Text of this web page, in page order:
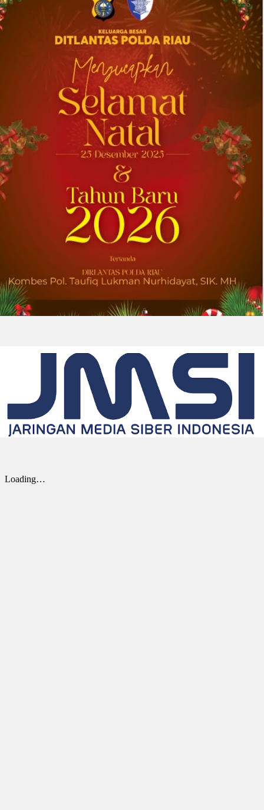
2026-08-04 20:17:41 Univar Solutions LLC
Univar Solutions Mengakuisisi H.M.
Royal, Memperluas Jangkauan di Pasar
Bahan Aditif untuk Karet, Plastik, dan
Perekat di Amerika Serikat
Memperkuat layanan dan rantai pasok di
pasar-pasar utama AS dengan memadukan
satu abad keahlian teknis dan hubungan
pelanggan yang dilandasi kepercayaan
DOWNERS GROVE, Illinois, Aug. 04, 2026 ...
2026-08-01 00:27:35| Source:
Univar Solutions Mengapresiasi Mitra
Awards Tahunan
DOWNERS GROVE, Illinois, Aug. 01, 2026
(GLOBE NEWSWIRE) -- Univar Solutions LLC
(“Univar Solutions” atau “Perusahaan”),
penyedia solusi global terkemuka bagi